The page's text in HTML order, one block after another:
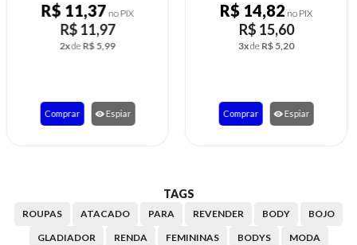
R$ 14,82no PIX
R$ 15,60
3xdeR$ 5,20
Comprar Espiar
R$ 16,25no PIX
R$ 17,10
3xdeR$ 5,70
Comprar Espiar
TAGS
ROUPAS ATACADO PARA REVENDER BODY
BOJO
GLADIADOR
RENDA FEMININAS BODYS
MODA